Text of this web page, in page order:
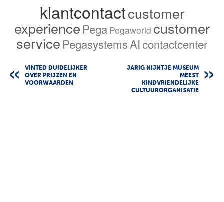
klantcontactcustomer
experience Pega Pegaworld customer
service PegasystemsAIcontactcenter
VINTED DUIDELIJKER
OVER PRIJZEN EN
VOORWAARDEN
JARIG NIJNTJE MUSEUM
MEEST
KINDVRIENDELIJKE
CULTUURORGANISATIE